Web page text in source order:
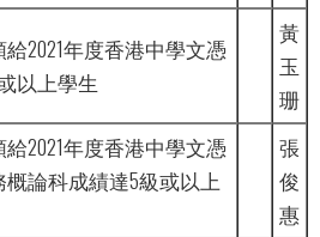
2021年度香港中學文憑
以上學生
黃
玉
珊
2021年度香港中學文憑
論科成績達5級或以上
張
俊
惠